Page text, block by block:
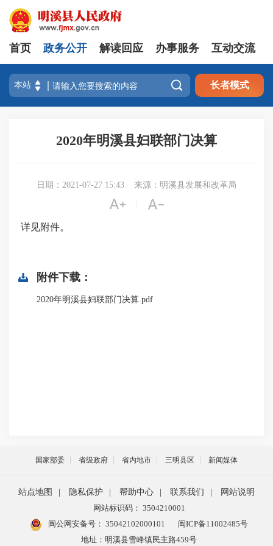
首页 政务公开 解读回应 办事服务 互动交流
 长者模式
2020年明溪县妇联部门决算
日期：2021-07-27 15:43 来源：明溪县发展和改革局
 
详见附件。
附件下载：
2020年明溪县妇联部门决算.pdf
国家部委 省级政府 省内地市 三明县区 新闻媒体
站点地图 隐私保护 帮助中心 联系我们
网站说明
网站标识码： 3504210001
闽公网安备号： 35042102000101
闽ICP备11002485号
地址：明溪县雪峰镇民主路459号